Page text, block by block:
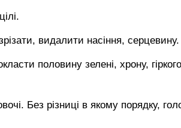
видалити насіння, серцевину.
половину зелені, хрону,
Без різниці в якому порядку,